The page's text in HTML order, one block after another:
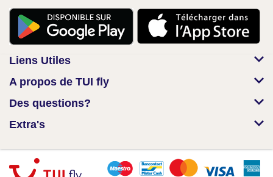
Liens Utiles
A propos de TUI fly
Des questions?
Extra's